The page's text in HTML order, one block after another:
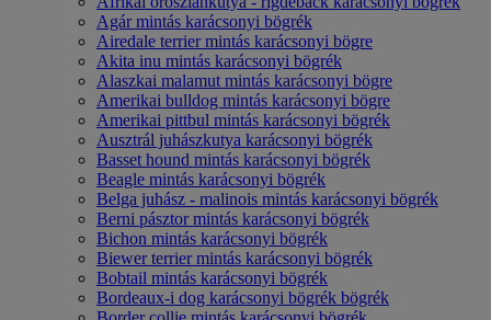
Agár mintás karácsonyi bögrék
Airedale terrier mintás karácsonyi bögre
Akita inu mintás karácsonyi bögrék
Alaszkai malamut mintás karácsonyi bögre
Amerikai bulldog mintás karácsonyi bögre
Amerikai pittbul mintás karácsonyi bögrék
Ausztrál juhászkutya karácsonyi bögrék
Basset hound mintás karácsonyi bögrék
Beagle mintás karácsonyi bögrék
Belga juhász - malinois mintás karácsonyi bögrék
Berni pásztor mintás karácsonyi bögrék
Bichon mintás karácsonyi bögrék
Biewer terrier mintás karácsonyi bögrék
Bobtail mintás karácsonyi bögrék
Bordeaux-i dog karácsonyi bögrék bögrék